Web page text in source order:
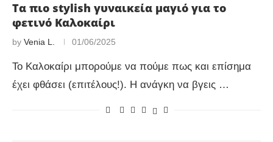
Τα πιο stylish γυναικεία μαγιό για το
φετινό Καλοκαίρι
by Venia L. 01/06/2025
Το Καλοκαίρι μπορούμε να πούμε πως και επίσημα
έχει φθάσει (επιτέλους!). Η ανάγκη να βγεις …